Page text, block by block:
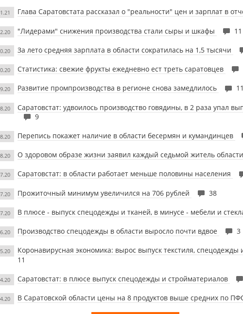
Глава Саратовстата рассказал о "реальности" цен и зарплат в
"Лидерами" снижения производства стали сыры и шкафы 11
За лето средняя зарплата в области сократилась на 1,5 тысячи
Статистика: свежие фрукты ежедневно ест треть саратовцев
Развитие промпроизводства в регионе снова замедлилось 11
Саратовстат: удвоилось производство говядины, в 2 раза упал
9
Перепись покажет наличие в области бесермян и кумандинцев
О здоровом образе жизни заявил каждый седьмой житель области
Саратовстат: в области работает меньше половины населения
Прожиточный минимум увеличился на 706 рублей 38
В плюсе - выпуск спецодежды и тканей, в минусе - мебели и
Производство спецодежды в области выросло почти вдвое 3
Коронавирусная экономика: вырос выпуск текстиля, спецодежды
11
Саратовстат: в плюсе выпуск спецодежды и стройматериалов
В Саратовской области цены на 8 продуктов выше средних по